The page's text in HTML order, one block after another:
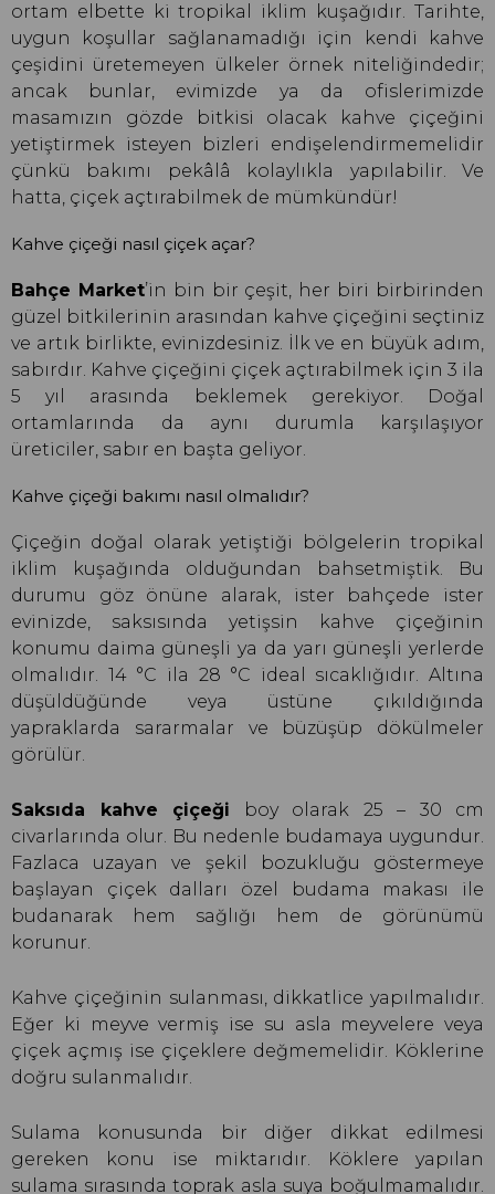
ortam elbette ki tropikal iklim kuşağıdır. Tarihte,
uygun koşullar sağlanamadığı için kendi kahve
çeşidini üretemeyen ülkeler örnek niteliğindedir;
ancak bunlar, evimizde ya da ofislerimizde
masamızın gözde bitkisi olacak kahve çiçeğini
yetiştirmek isteyen bizleri endişelendirmemelidir
çünkü bakımı pekâlâ kolaylıkla yapılabilir. Ve
hatta, çiçek açtırabilmek de mümkündür!
Kahve çiçeği nasıl çiçek açar?
Bahçe Market’in bin bir çeşit, her biri birbirinden
güzel bitkilerinin arasından kahve çiçeğini seçtiniz
ve artık birlikte, evinizdesiniz. İlk ve en büyük adım,
sabırdır. Kahve çiçeğini çiçek açtırabilmek için 3 ila
5 yıl arasında beklemek gerekiyor. Doğal
ortamlarında da aynı durumla karşılaşıyor
üreticiler, sabır en başta geliyor.
Kahve çiçeği bakımı nasıl olmalıdır?
Çiçeğin doğal olarak yetiştiği bölgelerin tropikal
iklim kuşağında olduğundan bahsetmiştik. Bu
durumu göz önüne alarak, ister bahçede ister
evinizde, saksısında yetişsin kahve çiçeğinin
konumu daima güneşli ya da yarı güneşli yerlerde
olmalıdır. 14 °C ila 28 °C ideal sıcaklığıdır. Altına
düşüldüğünde veya üstüne çıkıldığında
yapraklarda sararmalar ve büzüşüp dökülmeler
görülür.
Saksıda kahve çiçeği boy olarak 25 – 30 cm
civarlarında olur. Bu nedenle budamaya uygundur.
Fazlaca uzayan ve şekil bozukluğu göstermeye
başlayan çiçek dalları özel budama makası ile
budanarak hem sağlığı hem de görünümü
korunur.
Kahve çiçeğinin sulanması, dikkatlice yapılmalıdır.
Eğer ki meyve vermiş ise su asla meyvelere veya
çiçek açmış ise çiçeklere değmemelidir. Köklerine
doğru sulanmalıdır.
Sulama konusunda bir diğer dikkat edilmesi
gereken konu ise miktarıdır. Köklere yapılan
sulama sırasında toprak asla suya boğulmamalıdır.